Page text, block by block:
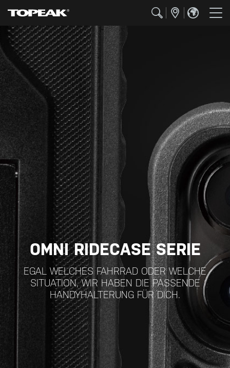
OMNI RIDECASE SERIE
EGAL WELCHES FAHRRAD ODER WELCHE
SITUATION, WIR HABEN DIE PASSENDE
HANDYHALTERUNG FÜR DICH.